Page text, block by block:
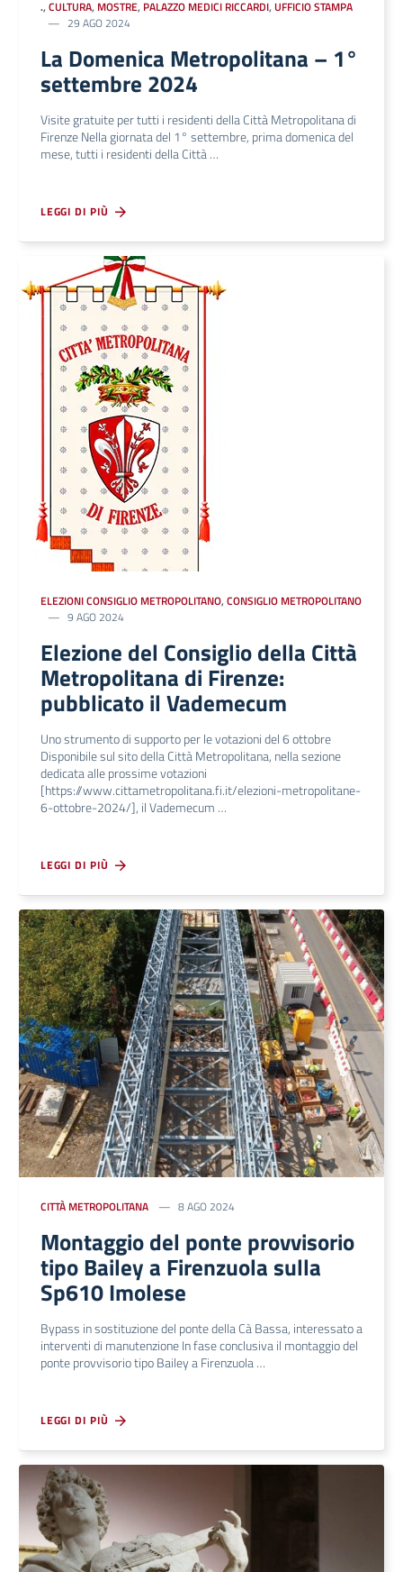
., CULTURA, MOSTRE, PALAZZO MEDICI RICCARDI, UFFICIO STAMPA
29 AGO 2024
La Domenica Metropolitana – 1°
settembre 2024
Visite gratuite per tutti i residenti della Città Metropolitana di
Firenze Nella giornata del 1° settembre, prima domenica del
mese, tutti i residenti della Città …
LEGGI DI PIÙ
ELEZIONI CONSIGLIO METROPOLITANO, CONSIGLIO METROPOLITANO
9 AGO 2024
Elezione del Consiglio della Città
Metropolitana di Firenze:
pubblicato il Vademecum
Uno strumento di supporto per le votazioni del 6 ottobre
Disponibile sul sito della Città Metropolitana, nella sezione
dedicata alle prossime votazioni
[https://www.cittametropolitana.fi.it/elezioni-metropolitane-
6-ottobre-2024/], il Vademecum …
LEGGI DI PIÙ
CITTÀ METROPOLITANA 8 AGO 2024
Montaggio del ponte provvisorio
tipo Bailey a Firenzuola sulla
Sp610 Imolese
Bypass in sostituzione del ponte della Cà Bassa, interessato a
interventi di manutenzione In fase conclusiva il montaggio del
ponte provvisorio tipo Bailey a Firenzuola …
LEGGI DI PIÙ